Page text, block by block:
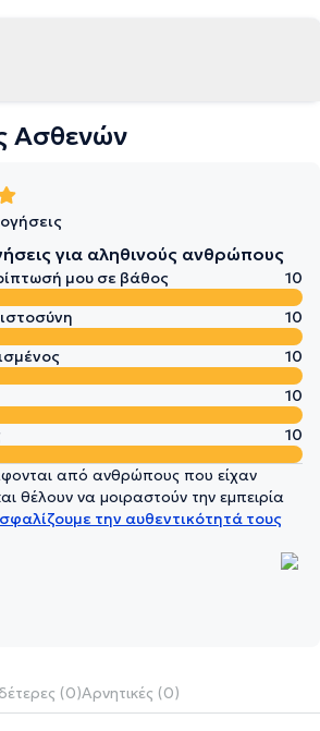
Ασθενών
για αληθινούς ανθρώπους
μου σε βάθος
10
10
10
10
10
από ανθρώπους που είχαν
θέλουν να μοιραστούν την εμπειρία
την αυθεντικότητά τους
(0)Αρνητικές (0)